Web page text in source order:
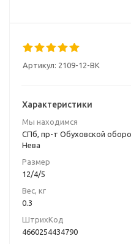
Артикул: 2109-12-BK
Характеристики
Мы находимся
СПб, пр-т Обуховской
Нева
Размер
12/4/5
Вес, кг
0.3
ШтрихКод
4660254434790